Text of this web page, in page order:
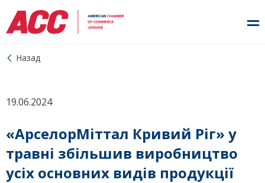
Назад
19.06.2024
«АрселорМіттал Кривий Ріг» у
травні збільшив виробництво
усіх основних видів продукції